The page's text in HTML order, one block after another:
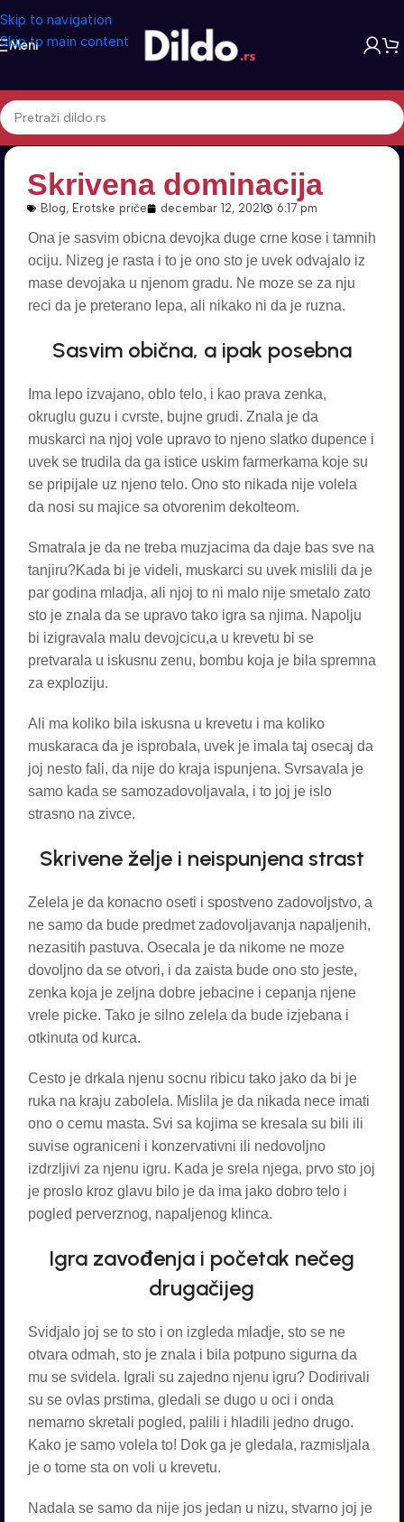
Skip to navigation
Skip to main content
Meni
Skrivena dominacija
Blog, Erotske priče decembar 12, 2021 6:17 pm
Ona je sasvim obicna devojka duge crne kose i tamnih
ociju. Nizeg je rasta i to je ono sto je uvek odvajalo iz
mase devojaka u njenom gradu. Ne moze se za nju
reci da je preterano lepa, ali nikako ni da je ruzna.
Sasvim obična, a ipak posebna
Ima lepo izvajano, oblo telo, i kao prava zenka,
okruglu guzu i cvrste, bujne grudi. Znala je da
muskarci na njoj vole upravo to njeno slatko dupence i
uvek se trudila da ga istice uskim farmerkama koje su
se pripijale uz njeno telo. Ono sto nikada nije volela
da nosi su majice sa otvorenim dekolteom.
Smatrala je da ne treba muzjacima da daje bas sve na
tanjiru?Kada bi je videli, muskarci su uvek mislili da je
par godina mladja, ali njoj to ni malo nije smetalo zato
sto je znala da se upravo tako igra sa njima. Napolju
bi izigravala malu devojcicu,a u krevetu bi se
pretvarala u iskusnu zenu, bombu koja je bila spremna
za exploziju.
Ali ma koliko bila iskusna u krevetu i ma koliko
muskaraca da je isprobala, uvek je imala taj osecaj da
joj nesto fali, da nije do kraja ispunjena. Svrsavala je
samo kada se samozadovoljavala, i to joj je islo
strasno na zivce.
Skrivene želje i neispunjena strast
Zelela je da konacno oseti i spostveno zadovoljstvo, a
ne samo da bude predmet zadovoljavanja napaljenih,
nezasitih pastuva. Osecala je da nikome ne moze
dovoljno da se otvori, i da zaista bude ono sto jeste,
zenka koja je zeljna dobre jebacine i cepanja njene
vrele picke. Tako je silno zelela da bude izjebana i
otkinuta od kurca.
Cesto je drkala njenu socnu ribicu tako jako da bi je
ruka na kraju zabolela. Mislila je da nikada nece imati
ono o cemu masta. Svi sa kojima se kresala su bili ili
suvise ograniceni i konzervativni ili nedovoljno
izdrzljivi za njenu igru. Kada je srela njega, prvo sto joj
je proslo kroz glavu bilo je da ima jako dobro telo i
pogled perverznog, napaljenog klinca.
Igra zavođenja i početak nečeg
drugačijeg
Svidjalo joj se to sto i on izgleda mladje, sto se ne
otvara odmah, sto je znala i bila potpuno sigurna da
mu se svidela. Igrali su zajedno njenu igru? Dodirivali
su se ovlas prstima, gledali se dugo u oci i onda
nemarno skretali pogled, palili i hladili jedno drugo.
Kako je samo volela to! Dok ga je gledala, razmisljala
je o tome sta on voli u krevetu.
Nadala se samo da nije jos jedan u nizu, stvarno joj je